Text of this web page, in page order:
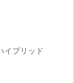
イブリッド